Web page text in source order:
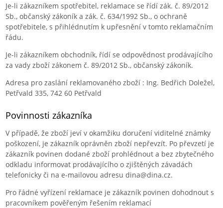
Je-li zákazníkem spotřebitel, reklamace se řídí zák. č. 89/2012
Sb., občanský zákoník a zák. č. 634/1992 Sb., o ochraně
spotřebitele, s přihlédnutím k upřesnění v tomto reklamačním
řádu.
Je-li zákazníkem obchodník, řídí se odpovědnost prodávajícího
za vady zboží zákonem č. 89/2012 Sb., občanský zákoník.
Adresa pro zaslání reklamovaného zboží : Ing. Bedřich Doležel,
Petřvald 335, 742 60 Petřvald
Povinnosti zákazníka
V případě, že zboží jeví v okamžiku doručení viditelné známky
poškození, je zákazník oprávněn zboží nepřevzít. Po převzetí je
zákazník povinen dodané zboží prohlédnout a bez zbytečného
odkladu informovat prodávajícího o zjištěných závadách
telefonicky či na e-mailovou adresudina@dina.cz.
Pro řádné vyřízení reklamace je zákazník povinendohodnout s
pracovníkem pověřeným řešením reklamací